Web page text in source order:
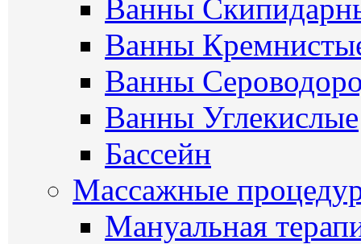
Ванны
Ванны
Ванны
Ванны Углекислые
Бассейн
Массажные
Мануальная